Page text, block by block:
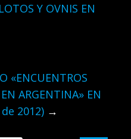
Y OVNIS EN
«ENCUENTROS
ARGENTINA» EN
2012) →